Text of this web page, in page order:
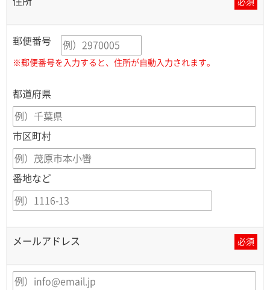
必須
郵便番号
※郵便番号を入力すると、住所が自動入力されます。
都道府県
市区町村
番地など
メールアドレス 必須